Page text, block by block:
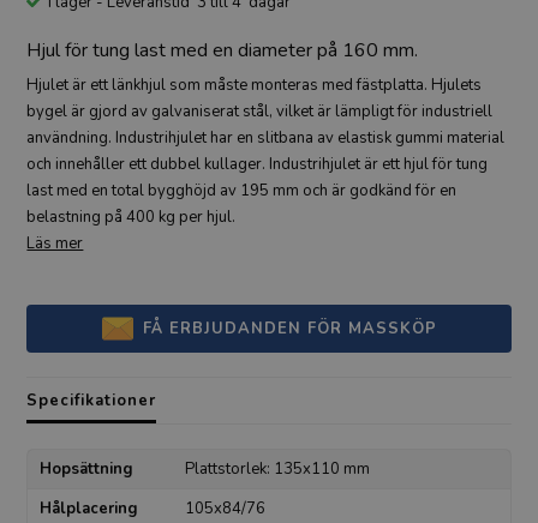
Hjul för tung last med en diameter på 160 mm.
Hjulet är ett länkhjul som måste monteras med fästplatta. Hjulets
bygel är gjord av galvaniserat stål, vilket är lämpligt för industriell
användning. Industrihjulet har en slitbana av elastisk gummi material
och innehåller ett dubbel kullager. Industrihjulet är ett hjul för tung
last med en total bygghöjd av 195 mm och är godkänd för en
belastning på 400 kg per hjul.
Läs mer
FÅ ERBJUDANDEN FÖR MASSKÖP
Specifikationer
Hopsättning
Plattstorlek: 135x110 mm
Hålplacering
105x84/76